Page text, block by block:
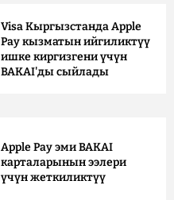
Visa Кыргызстанда Apple
Pay кызматын ийгиликтүү
ишке киргизгени үчүн
BAKAI'ды сыйлады
Apple Pay эми BAKAI
карталарынын ээлери
үчүн жеткиликтүү